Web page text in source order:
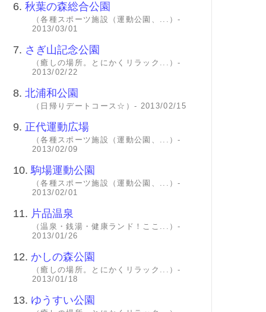
6. 秋葉の森総合公園
（各種スポーツ施設（運動公園、...）-
2013/03/01
7. さぎ山記念公園
（癒しの場所。とにかくリラック...）-
2013/02/22
8. 北浦和公園
（日帰りデートコース☆）- 2013/02/15
9. 正代運動広場
（各種スポーツ施設（運動公園、...）-
2013/02/09
10.駒場運動公園
（各種スポーツ施設（運動公園、...）-
2013/02/01
11. 片品温泉
（温泉・銭湯・健康ランド！ここ...）-
2013/01/26
12. かしの森公園
（癒しの場所。とにかくリラック...）-
2013/01/18
13. ゆうすい公園